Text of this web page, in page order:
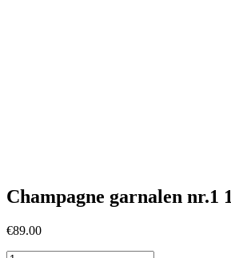
Champagne garnalen nr.1
€89.00